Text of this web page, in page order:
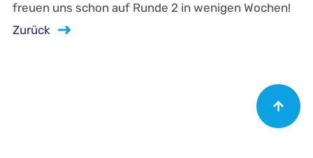
freuen uns schon auf Runde 2 in wenigen Wochen!
Zurück